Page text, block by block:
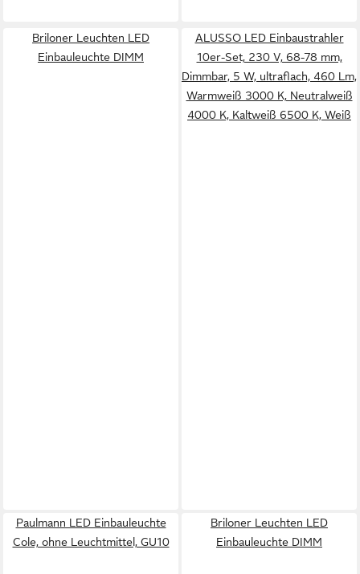
Briloner Leuchten LED
Einbauleuchte DIMM
ALUSSO LED Einbaustrahler
10er-Set, 230 V, 68-78 mm,
Dimmbar, 5 W, ultraflach, 460 Lm,
Warmweiß 3000 K, Neutralweiß
4000 K, Kaltweiß 6500 K, Weiß
Paulmann LED Einbauleuchte
Cole, ohne Leuchtmittel, GU10
Briloner Leuchten LED
Einbauleuchte DIMM